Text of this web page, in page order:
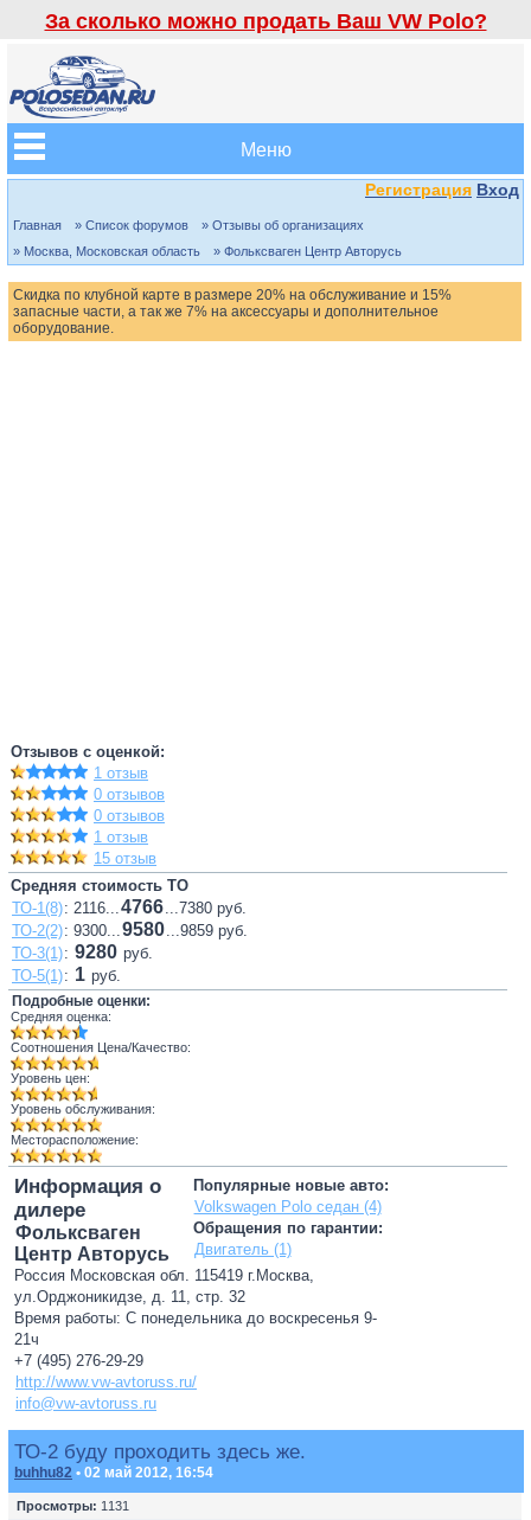
За сколько можно продать Ваш VW Polo?
Меню
Регистрация Вход
Главная » Список форумов
» Отзывы об организациях
» Москва, Московская область
» Фольксваген Центр Авторусь
Скидка по клубной карте в размере 20% на обслуживание и 15%
запасные части, а так же 7% на аксессуары и дополнительное
оборудование.
Отзывов с оценкой:
1 отзыв
0 отзывов
0 отзывов
1 отзыв
15 отзыв
Средняя стоимость ТО
ТО-1(8): 2116...4766...7380 руб.
ТО-2(2): 9300...9580...9859 руб.
ТО-3(1): 9280 руб.
ТО-5(1): 1 руб.
Подробные оценки:
Средняя оценка:
Соотношения Цена/Качество:
Уровень цен:
Уровень обслуживания:
Месторасположение:
Популярные новые авто:
Volkswagen Polo седан (4)
Обращения по гарантии:
Двигатель (1)
Информация о
дилере
Фольксваген
Центр Авторусь
Россия Московская обл. 115419 г.Москва,
ул.Орджоникидзе, д. 11, стр. 32
Время работы: С понедельника до воскресенья 9-
21ч
+7 (495) 276-29-29
http://www.vw-avtoruss.ru/
info@vw-avtoruss.ru
ТО-2 буду проходить здесь же.
buhhu82 • 02 май 2012, 16:54
Просмотры: 1131